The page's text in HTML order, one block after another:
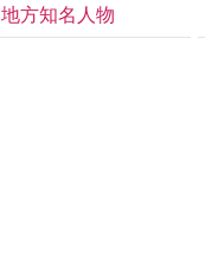
地方知名人物